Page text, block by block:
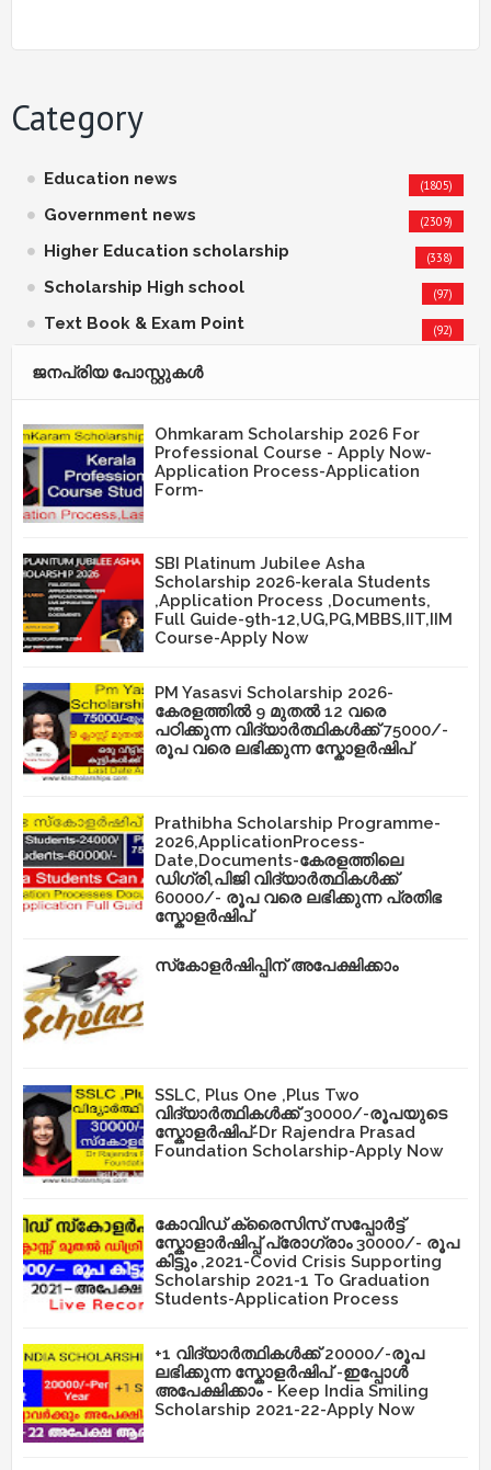
Category
Education news (1805)
Government news (2309)
Higher Education scholarship (338)
Scholarship High school (97)
Text Book & Exam Point (92)
ജനപ്രിയ പോസ്റ്റുകള്‍‌
Ohmkaram Scholarship 2026 For
Professional Course - Apply Now-
Application Process-Application
Form-
SBI Platinum Jubilee Asha
Scholarship 2026-kerala Students
,Application Process ,Documents,
Full Guide-9th-12,UG,PG,MBBS,IIT,IIM
Course-Apply Now
PM Yasasvi Scholarship 2026-
കേരളത്തിൽ 9 മുതൽ 12 വരെ
പഠിക്കുന്ന വിദ്യാർത്ഥികൾക്ക് 75000/-
രൂപ വരെ ലഭിക്കുന്ന സ്കോളർഷിപ്
Prathibha Scholarship Programme-
2026,ApplicationProcess-
Date,Documents-കേരളത്തിലെ
ഡിഗ്രി,പിജി വിദ്യാർത്ഥികൾക്ക്
60000/- രൂപ വരെ ലഭിക്കുന്ന പ്രതിഭ
സ്കോളർഷിപ്
സ്‌കോളർഷിപ്പിന് അപേക്ഷിക്കാം
SSLC, Plus One ,Plus Two
വിദ്യാർത്ഥികൾക്ക് 30000/-രൂപയുടെ
സ്കോളർഷിപ്-Dr Rajendra Prasad
Foundation Scholarship-Apply Now
കോവിഡ് ക്രൈസിസ് സപ്പോർട്ട്
സ്കോളാർഷിപ്പ് പ്രോഗ്രാം 30000/- രൂപ
കിട്ടും ,2021-Covid Crisis Supporting
Scholarship 2021-1 To Graduation
Students-Application Process
+1 വിദ്യാർത്ഥികൾക്ക് 20000/-രൂപ
ലഭിക്കുന്ന സ്കോളർഷിപ് -ഇപ്പോൾ
അപേക്ഷിക്കാം - Keep India Smiling
Scholarship 2021-22-Apply Now